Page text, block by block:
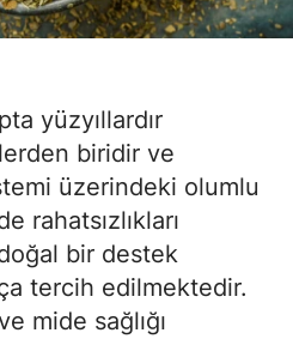
yüzyıllardır
biridir ve
üzerindeki olumlu
rahatsızlıkları
bir destek
tercih edilmektedir.
mide sağlığı